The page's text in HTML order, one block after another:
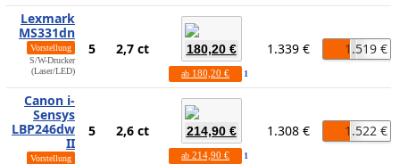
Lexmark
MS331dn
Vorstellung
S/W-Drucker
(Laser/LED)
5 2,7 ct 180,20 €
ab 180,20 € 1
1.339 € 1.519 €
Canon i-
Sensys
LBP246dw
II
Vorstellung
5 2,6 ct 214,90 €
ab 214,90 € 1
1.308 € 1.522 €